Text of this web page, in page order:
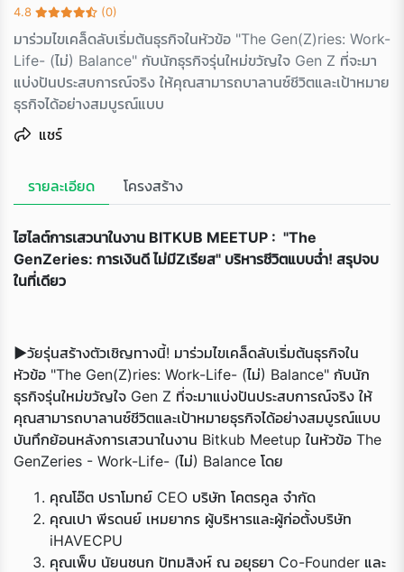
4.8 (0)
มาร่วมไขเคล็ดลับเริ่มต้นธุรกิจในหัวข้อ "The Gen(Z)ries: Work-
Life- (ไม่) Balance" กับนักธุรกิจรุ่นใหม่ขวัญใจ Gen Z ที่จะมา
แบ่งปันประสบการณ์จริง ให้คุณสามารถบาลานซ์ชีวิตและเป้าหมาย
ธุรกิจได้อย่างสมบูรณ์แบบ
แชร์
รายละเอียด โครงสร้าง
ไฮไลต์การเสวนาในงาน BITKUB MEETUP : "The
GenZeries: การเงินดี ไม่มีZเรียส" บริหารชีวิตแบบฉ่ำ! สรุปจบ
ในที่เดียว
►วัยรุ่นสร้างตัวเชิญทางนี้! มาร่วมไขเคล็ดลับเริ่มต้นธุรกิจใน
หัวข้อ "The Gen(Z)ries: Work-Life- (ไม่) Balance" กับนัก
ธุรกิจรุ่นใหม่ขวัญใจ Gen Z ที่จะมาแบ่งปันประสบการณ์จริง ให้
คุณสามารถบาลานซ์ชีวิตและเป้าหมายธุรกิจได้อย่างสมบูรณ์แบบ
บันทึกย้อนหลังการเสวนาในงาน Bitkub Meetup ในหัวข้อ The
GenZeries - Work-Life- (ไม่) Balance โดย
คุณโอ๊ต ปราโมทย์ CEO บริษัท โคตรคูล จำกัด
คุณเปา พีรดนย์ เหมยากร ผู้บริหารและผู้ก่อตั้งบริษัท
iHAVECPU
คุณเพ็บ นัยนชนก ปัทมสิงห์ ณ อยุธยา Co-Founder และ